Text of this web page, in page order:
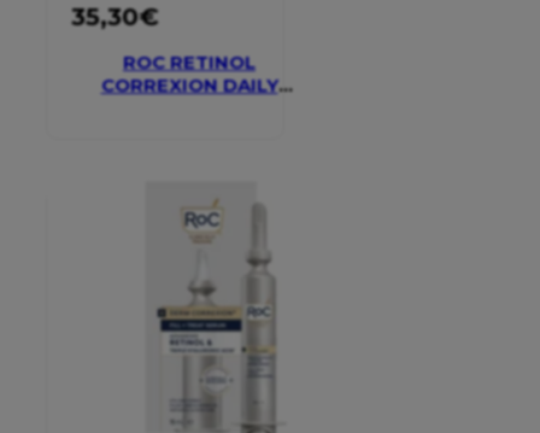
35,30€
ROC RETINOL
CORREXION DAILY